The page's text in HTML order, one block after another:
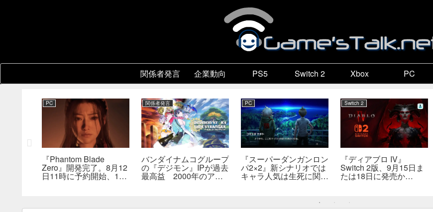
関係者発言 企業動向 PS5 Switch 2 Xbox PC
PC
『Phantom Blade
Zero』開発完了。8月12
日11時に予約開始、11
関係者発言
バンダイナムコグループ
の『デジモン』IPが過去
最高益 2000年のアニ
PC
『スーパーダンガンロン
パ2×2』新シナリオでは
キャラ人気は生死に関係
Switch 2
『ディアブロ IV』
Switch 2版、9月15日ま
たは18日に発売か